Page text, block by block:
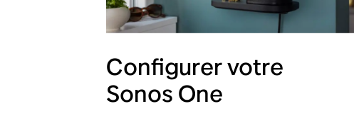
Configurer votre
Sonos One